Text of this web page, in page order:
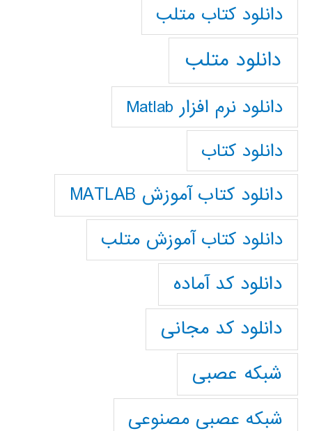
دانلود كتاب متلب
دانلود متلب
دانلود نرم افزار Matlab
دانلود کتاب
دانلود کتاب آموزش MATLAB
دانلود کتاب آموزش متلب
دانلود کد آماده
دانلود کد مجانی
شبکه عصبی
شبکه عصبی مصنوعی